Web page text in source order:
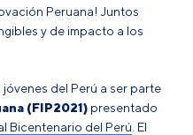
Peruana! Juntos
y de impacto a los
del Perú a ser parte
(FIP2021) presentado
Bicentenario del Perú . El